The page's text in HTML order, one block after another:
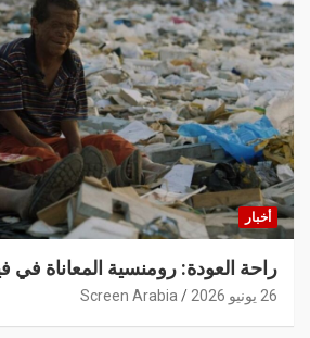
أخبار
راحة العودة: رومنسية المعاناة في
26 يونيو 2026 Screen Arabia